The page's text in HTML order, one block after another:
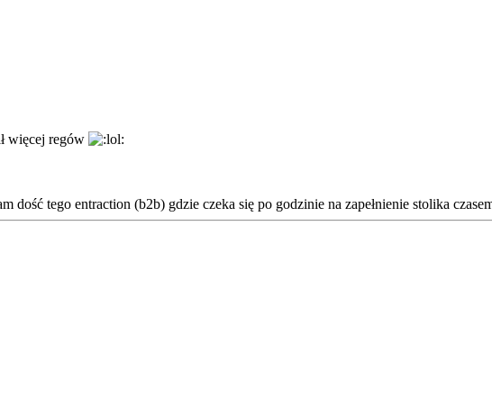
więcej regów
dość tego entraction (b2b) gdzie czeka się po godzinie na zapełnienie stolika